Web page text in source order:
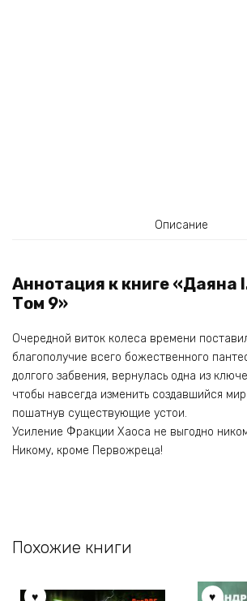
Описание
Аннотация к книге «Даяна
Том 9»
Очередной виток колеса времени
благополучие всего божественного
долгого забвения, вернулась одна из
чтобы навсегда изменить создавшийся
пошатнув существующие устои.
Усиление Фракции Хаоса не выгодно
Никому, кроме Первожреца!
Похожие книги